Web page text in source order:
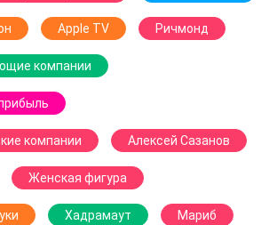
Apple TV Ричмонд
компании
компании Алексей Сазанов
Женская фигура
Хадрамаут Мариб